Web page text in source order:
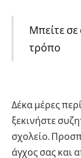
Μπείτε σε
τρόπο
Δέκα μέρες
ξεκινήστε
σχολείο.
άγχος σας και